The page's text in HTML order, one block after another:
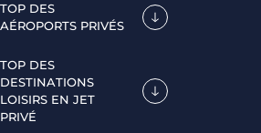
TOP DES
AÉROPORTS PRIVÉS
TOP DES
DESTINATIONS
LOISIRS EN JET
PRIVÉ